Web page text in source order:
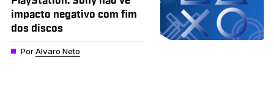
impacto negativo com fim
dos discos
PorAlvaro Neto